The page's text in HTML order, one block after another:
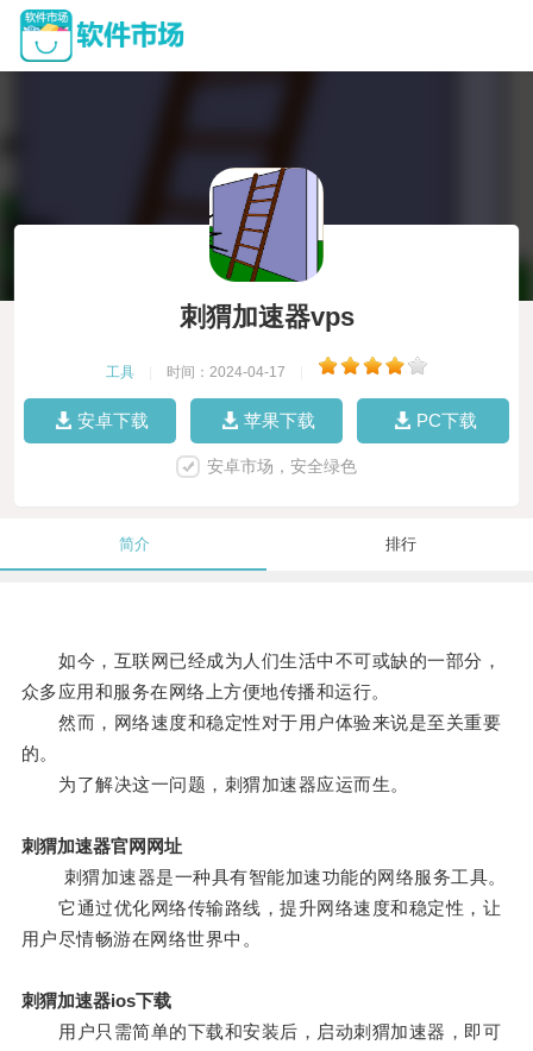
刺猬加速器vps
工具 时间：2024-04-17
安卓下载 苹果下载 PC下载
安卓市场，安全绿色
简介 排行
如今，互联网已经成为人们生活中不可或缺的一部分，
众多应用和服务在网络上方便地传播和运行。
然而，网络速度和稳定性对于用户体验来说是至关重要
的。
为了解决这一问题，刺猬加速器应运而生。
刺猬加速器官网网址
刺猬加速器是一种具有智能加速功能的网络服务工具。
它通过优化网络传输路线，提升网络速度和稳定性，让
用户尽情畅游在网络世界中。
刺猬加速器ios下载
用户只需简单的下载和安装后，启动刺猬加速器，即可